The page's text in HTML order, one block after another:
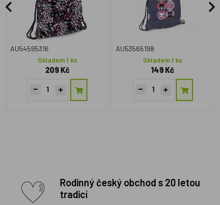
AU54595316
Skladem 1 ks
209 Kč
AU53565198
Skladem 1 ks
149 Kč
Rodinný český obchod s 20 letou
tradicí